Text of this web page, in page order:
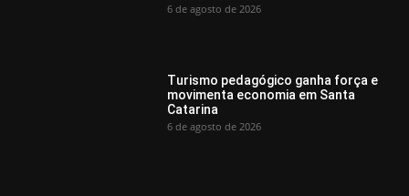
6 de agosto de 2026
Turismo pedagógico ganha força e
movimenta economia em Santa
Catarina
6 de agosto de 2026